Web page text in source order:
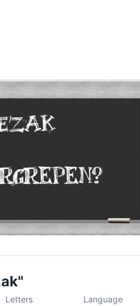
Letters Language